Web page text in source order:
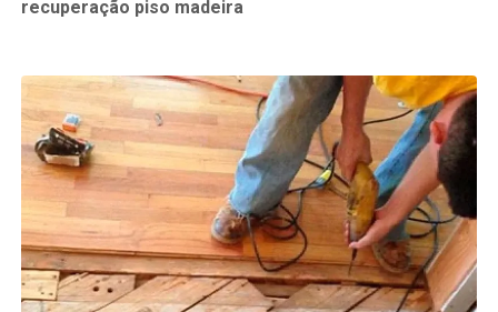
recuperação piso madeira